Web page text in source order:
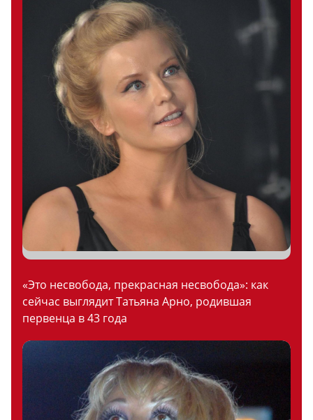
«Это несвобода, прекрасная несвобода»: как
сейчас выглядит Татьяна Арно, родившая
первенца в 43 года